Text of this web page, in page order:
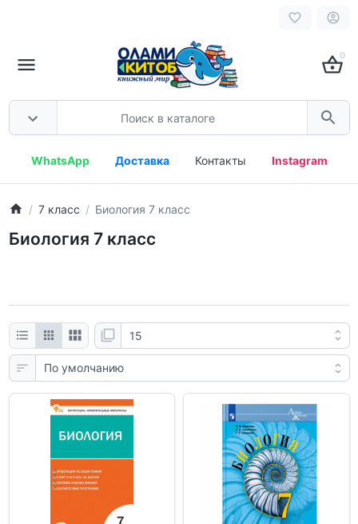
0
WhatsApp Доставка Контакты Instagram
7 класс Биология 7 класс
Биология 7 класс